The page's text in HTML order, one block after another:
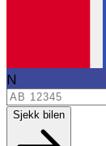
N
Sjekk bilen